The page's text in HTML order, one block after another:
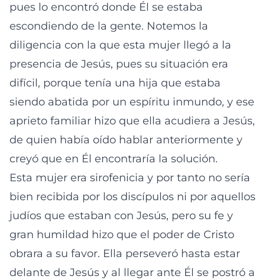
pues lo encontró donde Él se estaba
escondiendo de la gente. Notemos la
diligencia con la que esta mujer llegó a la
presencia de Jesús, pues su situación era
difícil, porque tenía una hija que estaba
siendo abatida por un espíritu inmundo, y ese
aprieto familiar hizo que ella acudiera a Jesús,
de quien había oído hablar anteriormente y
creyó que en Él encontraría la solución.
Esta mujer era sirofenicia y por tanto no sería
bien recibida por los discípulos ni por aquellos
judíos que estaban con Jesús, pero su fe y
gran humildad hizo que el poder de Cristo
obrara a su favor. Ella perseveró hasta estar
delante de Jesús y al llegar ante Él se postró a